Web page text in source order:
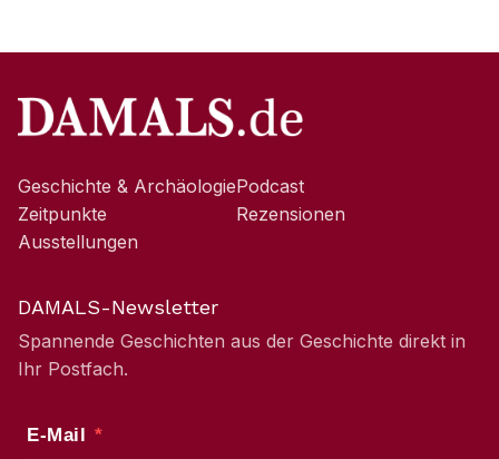
Geschichte & Archäologie
Zeitpunkte
Ausstellungen
Podcast
Rezensionen
DAMALS-Newsletter
Spannende Geschichten aus der Geschichte direkt in
Ihr Postfach.